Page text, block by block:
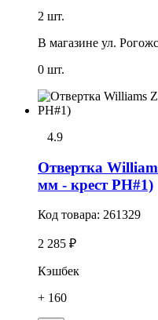
2 шт.
В магазине ул.
0 шт.
4.9
Отвертка
мм - крест PH#1)
Код товара: 261329
2 285 ₽
Кэшбек
+ 160